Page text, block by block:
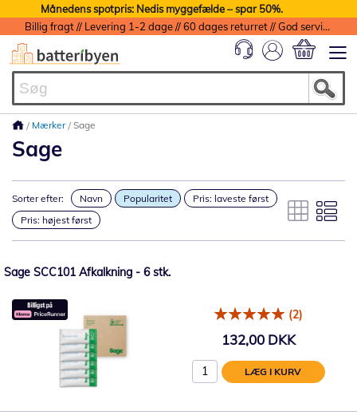
Månedens spotpris: Nedis myggefælde – spar 50%.
Billig fragt // Levering 1-2 dage // 60 dages returret // God service med garanti
Mærker Sage
Sage
Sorter efter: Navn Popularitet
Pris: laveste først
Pris: højest først
Sage SCC101 Afkalkning - 6 stk.
(2)
132,00 DKK
LÆG I KURV